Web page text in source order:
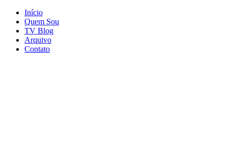
Início
Quem Sou
TV Blog
Arquivo
Contato